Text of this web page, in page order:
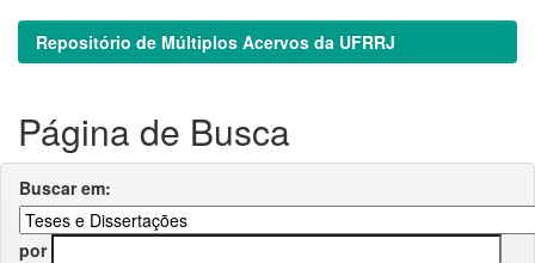
Repositório de Múltiplos Acervos da UFRRJ
Página de Busca
Buscar em:
por